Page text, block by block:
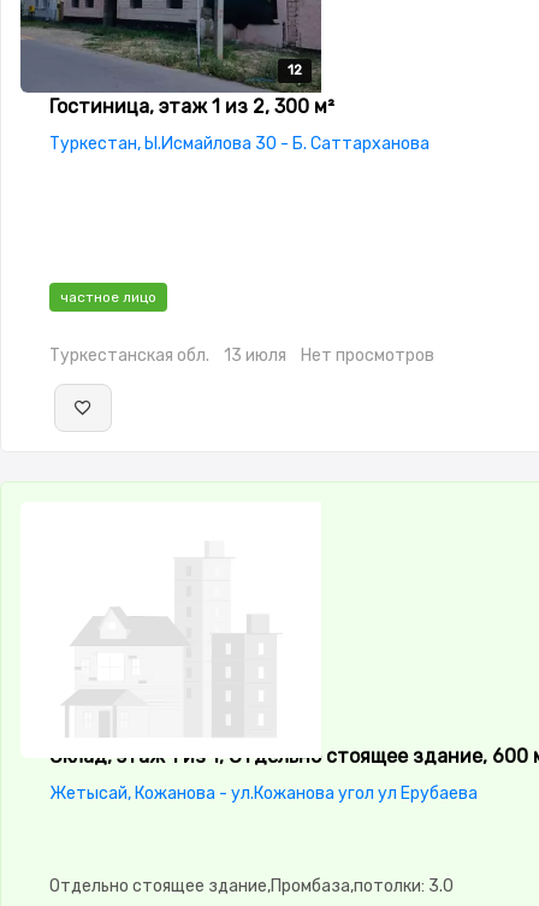
12
12
12
12
12
Гостиница, этаж 1 из 2, 300 м²
Туркестан, Ы.Исмайлова 30 - Б. Саттарханова
частное лицо
Туркестанская обл. 13 июля Нет просмотров
Склад, этаж 1 из 1, Отдельно стоящее здание, 600
Жетысай, Кожанова - ул.Кожанова угол ул Ерубаева
Отдельно стоящее здание,Промбаза,потолки: 3.0